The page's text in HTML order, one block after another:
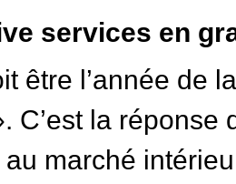
services en
être l’année de
C’est la
marché